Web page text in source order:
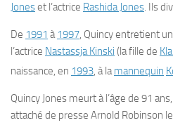
Joneset l’actrice Rashida Jones. Ils
De 1991 à 1997, Quincy entretient
l’actrice Nastassja Kinski (la fille de
naissance, en 1993, à lamannequin
Quincy Jones meurt à l’âge de 91
attaché de presse Arnold Robinson